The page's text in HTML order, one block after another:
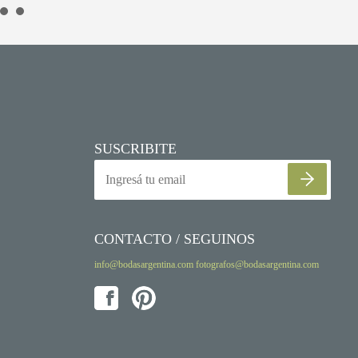
SUSCRIBITE
CONTACTO / SEGUINOS
info@bodasargentina.com fotografos@bodasargentina.com